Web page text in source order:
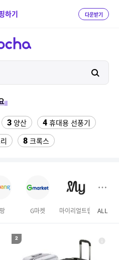
하기 다운받기
3 양산 4 휴대용 선풍기
8 크록스
케이블 대나무돗자리
겹대나무화장지 18 가디건
인용세발자전거중고
ALL
G마켓 마이리얼트립 하이
2